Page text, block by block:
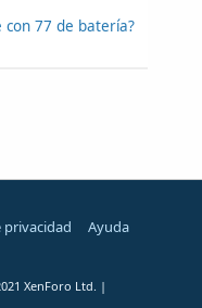
con 77 de batería?
privacidad
Ayuda
XenForo Ltd. |